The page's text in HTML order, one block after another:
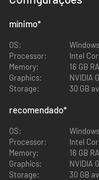
Personalize sua casa e
encantadoras para
Você pode até dar um
Para fãs veteranos e
Explore locais LEGO
para descobrir segredos
Caldeirões subterrâneos
Quer um desafio extra?
suas habilidades e
comunitário do Coração
você consegue dominar
mínimo*
OS:
Processor:
Intel
Memory:
16 GB
Graphics:
NVIDIA
Storage:
30 GB
recomendado*
OS:
Processor:
Intel
Memory:
16 GB
Graphics:
NVIDIA
Storage:
30 GB